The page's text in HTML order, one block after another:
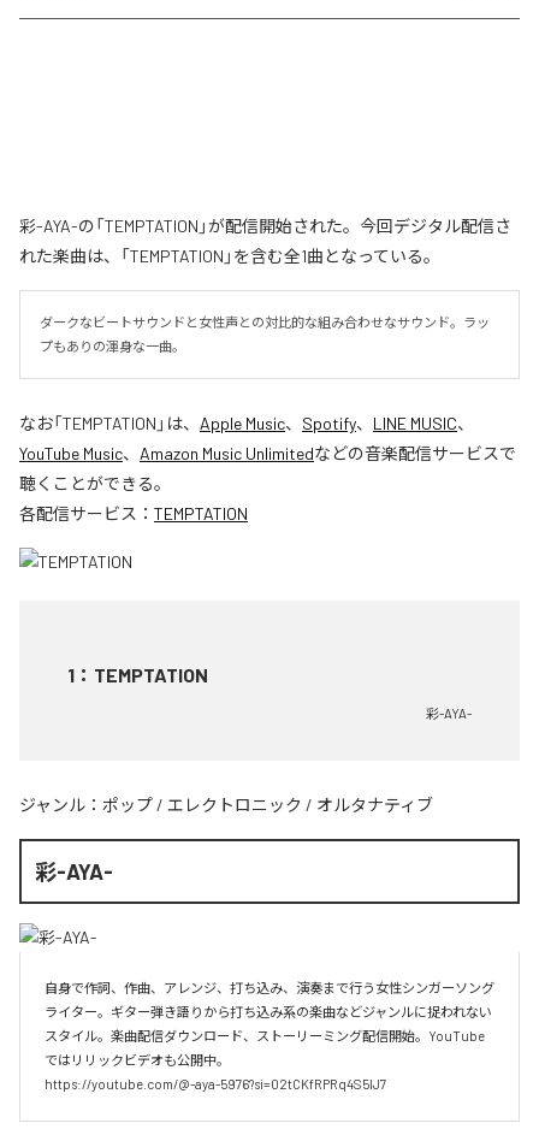
彩-AYA-の「TEMPTATION」が配信開始された。今回デジタル配信さ
れた楽曲は、「TEMPTATION」を含む全1曲となっている。
ダークなビートサウンドと女性声との対比的な組み合わせなサウンド。ラッ
プもありの渾身な一曲。
なお「TEMPTATION 」は、 Apple Music、 Spotify、 LINE MUSIC、
YouTube Music、 Amazon Music Unlimitedなどの音楽配信サービスで
聴くことができる。
各配信サービス： TEMPTATION
1 ： TEMPTATION
彩-AYA-
ジャンル： ポップ / エレクトロニック / オルタナティブ
彩-AYA-
自身で作詞、作曲、アレンジ、打ち込み、演奏まで行う女性シンガーソング
ライター。ギター弾き語りから打ち込み系の楽曲などジャンルに捉われない
スタイル。楽曲配信ダウンロード、ストーリーミング配信開始。YouTube
ではリリックビデオも公開中。
https://youtube.com/@-aya-5976?si=02tCKfRPRq4S5lJ7